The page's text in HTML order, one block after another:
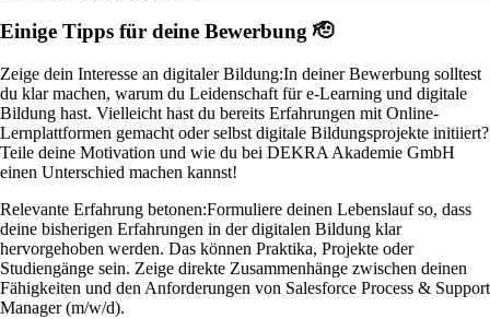
Einige Tipps für deine Bewerbung 🫡
Zeige dein Interesse an digitaler Bildung:In deiner Bewerbung solltest
du klar machen, warum du Leidenschaft für e-Learning und digitale
Bildung hast. Vielleicht hast du bereits Erfahrungen mit Online-
Lernplattformen gemacht oder selbst digitale Bildungsprojekte initiiert?
Teile deine Motivation und wie du bei DEKRA Akademie GmbH
einen Unterschied machen kannst!
Relevante Erfahrung betonen:Formuliere deinen Lebenslauf so, dass
deine bisherigen Erfahrungen in der digitalen Bildung klar
hervorgehoben werden. Das können Praktika, Projekte oder
Studiengänge sein. Zeige direkte Zusammenhänge zwischen deinen
Fähigkeiten und den Anforderungen von Salesforce Process & Support
Manager (m/w/d).